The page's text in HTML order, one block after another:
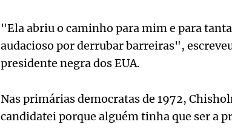
"Ela abriu o caminho para mim e para
audacioso por derrubar barreiras",
presidente negra dos EUA.
Nas primárias democratas de 1972,
candidatei porque alguém tinha que ser a